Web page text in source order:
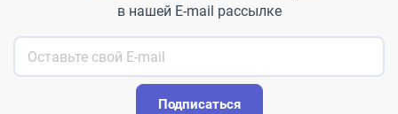
в нашей E-mail рассылке
Подписаться